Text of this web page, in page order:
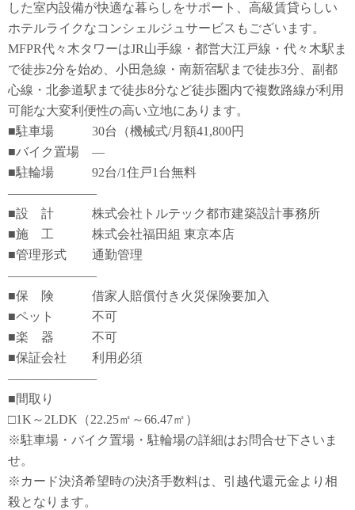
した室内設備が快適な暮らしをサポート、高級賃貸らしい
ホテルライクなコンシェルジュサービスもございます。
MFPR代々木タワーはJR山手線・都営大江戸線・代々木駅ま
で徒歩2分を始め、小田急線・南新宿駅まで徒歩3分、副都
心線・北参道駅まで徒歩8分など徒歩圏内で複数路線が利用
可能な大変利便性の高い立地にあります。
■駐車場 30台（機械式/月額41,800円
■バイク置場 ―
■駐輪場 92台/1住戸1台無料
―――――――
■設 計 株式会社トルテック都市建築設計事務所
■施 工 株式会社福田組 東京本店
■管理形式 通勤管理
―――――――
■保 険 借家人賠償付き火災保険要加入
■ペット 不可
■楽 器 不可
■保証会社 利用必須
―――――――
■間取り
□1K～2LDK（22.25㎡～66.47㎡）
※駐車場・バイク置場・駐輪場の詳細はお問合せ下さいま
せ。
※カード決済希望時の決済手数料は、引越代還元金より相
殺となります。